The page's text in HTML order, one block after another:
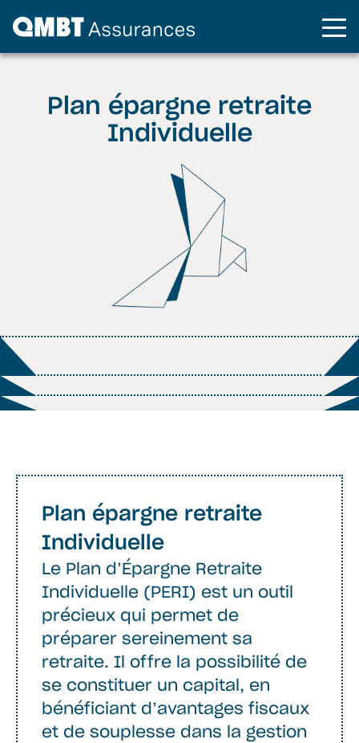
Plan épargne retraite
Individuelle
Plan épargne retraite
Individuelle
Le Plan d’Épargne Retraite
Individuelle (PERI) est un outil
précieux qui permet de
préparer sereinement sa
retraite. Il offre la possibilité de
se constituer un capital, en
bénéficiant d’avantages fiscaux
et de souplesse dans la gestion